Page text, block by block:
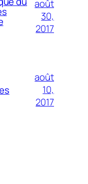
août
30,
2017
août
10,
2017